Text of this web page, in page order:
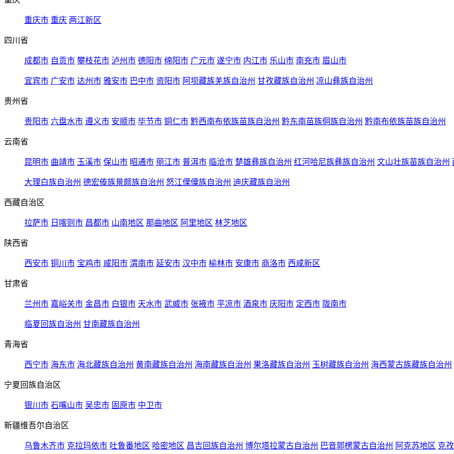
重庆市 重庆 两江新区
四川省
成都市 自贡市 攀枝花市 泸州市 德阳市 绵阳市 广元市 遂宁市 内江市 乐山市 南充市 眉山市
宜宾市 广安市 达州市 雅安市 巴中市 资阳市 阿坝藏族羌族自治州 甘孜藏族自治州 凉山彝族自治州
贵州省
贵阳市 六盘水市 遵义市 安顺市 毕节市 铜仁市 黔西南布依族苗族自治州 黔东南苗族侗族自治州 黔南布依族苗族自治州
云南省
昆明市 曲靖市 玉溪市 保山市 昭通市 丽江市 普洱市 临沧市 楚雄彝族自治州 红河哈尼族彝族自治州 文山壮族苗族自治州
大理白族自治州 德宏傣族景颇族自治州 怒江傈僳族自治州 迪庆藏族自治州
西藏自治区
拉萨市 日喀则市 昌都市 山南地区 那曲地区 阿里地区 林芝地区
陕西省
西安市 铜川市 宝鸡市 咸阳市 渭南市 延安市 汉中市 榆林市 安康市 商洛市 西咸新区
甘肃省
兰州市 嘉峪关市 金昌市 白银市 天水市 武威市 张掖市 平凉市 酒泉市 庆阳市 定西市 陇南市
临夏回族自治州 甘南藏族自治州
青海省
西宁市 海东市 海北藏族自治州 黄南藏族自治州 海南藏族自治州 果洛藏族自治州 玉树藏族自治州 海西蒙古族藏族自治州
宁夏回族自治区
银川市 石嘴山市 吴忠市 固原市 中卫市
新疆维吾尔自治区
乌鲁木齐市 克拉玛依市 吐鲁番地区 哈密地区 昌吉回族自治州 博尔塔拉蒙古自治州 巴音郭楞蒙古自治州 阿克苏地区 克